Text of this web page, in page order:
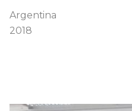
Argentina
2018